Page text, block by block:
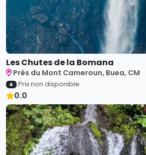
Les Chutes de la Bomana
Près du Mont Cameroun, Buea, CM
4 Prix non disponible
0.0